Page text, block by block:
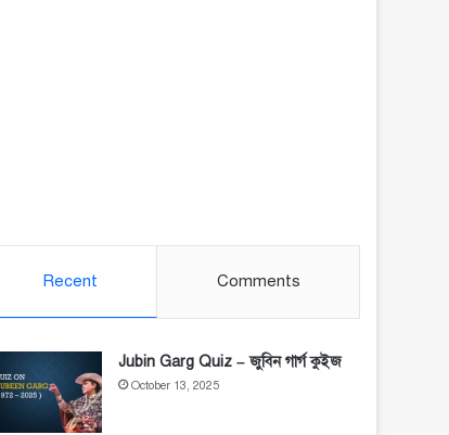
Recent Comments
Jubin Garg Quiz – জুবিন গার্গ কুইজ
October 13, 2025